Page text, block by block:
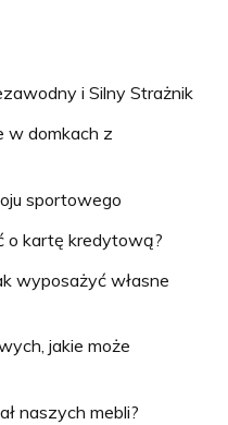
i Silny Strażnik
w domkach z
sportowego
o kartę kredytową?
wyposażyć własne
jakie może
naszych mebli?